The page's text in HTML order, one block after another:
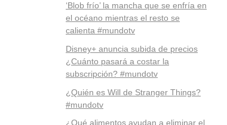
‘Blob frío’ la mancha que se enfría en
el océano mientras el resto se
calienta #mundotv
Disney+ anuncia subida de precios
¿Cuánto pasará a costar la
subscripción? #mundotv
¿Quién es Will de Stranger Things?
#mundotv
¿Qué alimentos ayudan a eliminar el